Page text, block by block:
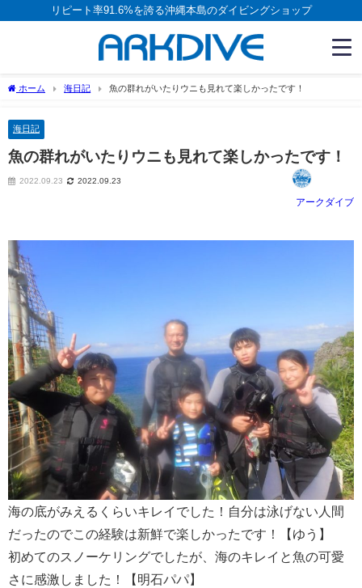
リピート率91.6%を誇る沖縄本島のダイビングショップ
ホーム 海日記 魚の群れがいたりウニも見れて楽しかったです！
海日記
魚の群れがいたりウニも見れて楽しかったです！
2022.09.23 2022.09.23
アークダイブ
海の底がみえるくらいキレイでした！自分は泳げない人間
だったのでこの経験は新鮮で楽しかったです！【ゆう】
初めてのスノーケリングでしたが、海のキレイと魚の可愛
さに感激しました！【明石パパ】